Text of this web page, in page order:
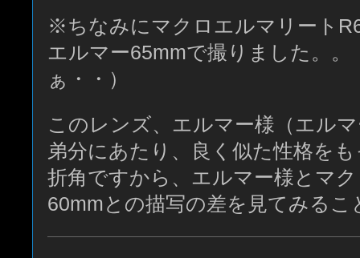
※ちなみにマクロエルマリート
エルマー65mmで撮りました。
ぁ・・）
このレンズ、エルマー様（エル
弟分にあたり、良く似た性格を
折角ですから、エルマー様とマ
60mmとの描写の差を見てみる